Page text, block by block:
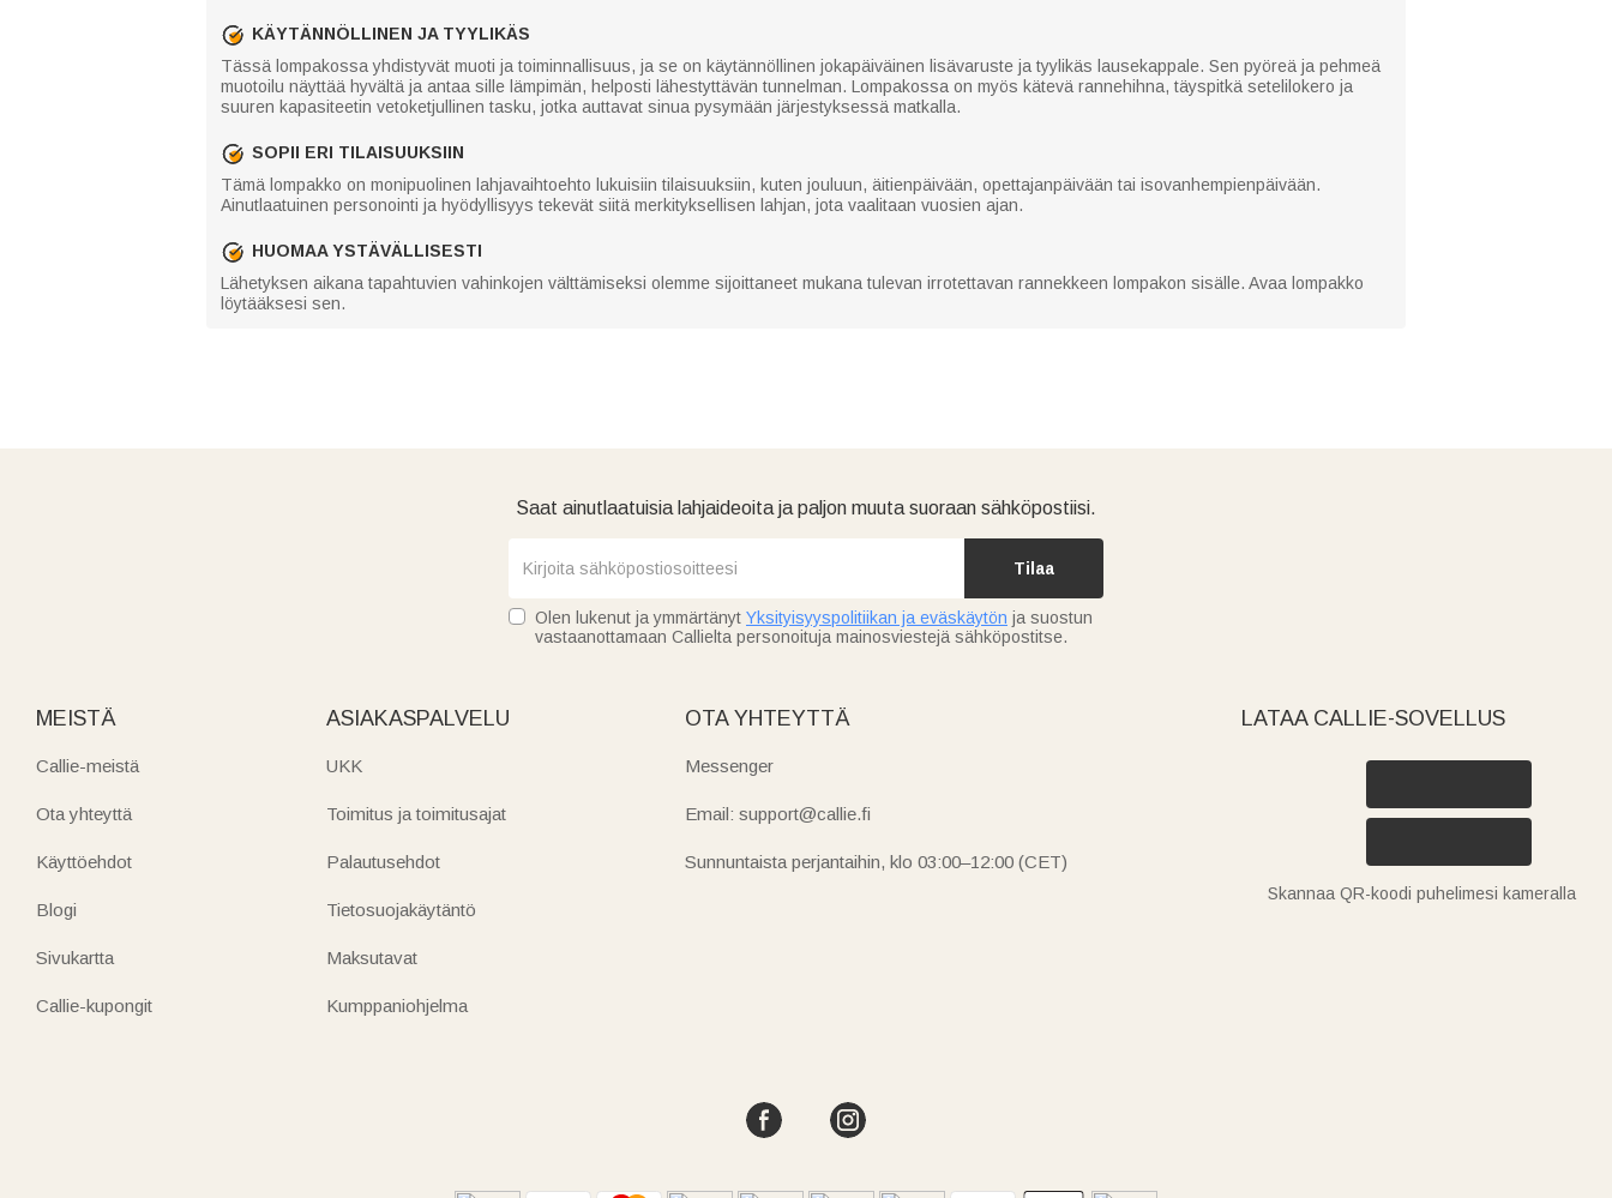
KÄYTÄNNÖLLINEN JA TYYLIKÄS
Tässä lompakossa yhdistyvät muoti ja toiminnallisuus, ja se on käytännöllinen jokapäiväinen lisävaruste ja tyylikäs lausekappale. Sen pyöreä ja pehmeä
muotoilu näyttää hyvältä ja antaa sille lämpimän, helposti lähestyttävän tunnelman. Lompakossa on myös kätevä rannehihna, täyspitkä setelilokero ja
suuren kapasiteetin vetoketjullinen tasku, jotka auttavat sinua pysymään järjestyksessä matkalla.
SOPII ERI TILAISUUKSIIN
Tämä lompakko on monipuolinen lahjavaihtoehto lukuisiin tilaisuuksiin, kuten jouluun, äitienpäivään, opettajanpäivään tai isovanhempienpäivään.
Ainutlaatuinen personointi ja hyödyllisyys tekevät siitä merkityksellisen lahjan, jota vaalitaan vuosien ajan.
HUOMAA YSTÄVÄLLISESTI
Lähetyksen aikana tapahtuvien vahinkojen välttämiseksi olemme sijoittaneet mukana tulevan irrotettavan rannekkeen lompakon sisälle. Avaa lompakko
löytääksesi sen.
Saat ainutlaatuisia lahjaideoita ja paljon muuta suoraan sähköpostiisi.
Tilaa
Olen lukenut ja ymmärtänyt Yksityisyyspolitiikan ja eväskäytön ja suostun
vastaanottamaan Callielta personoituja mainosviestejä sähköpostitse.
MEISTÄ
Callie-meistä
Ota yhteyttä
Käyttöehdot
Blogi
Sivukartta
Callie-kupongit
ASIAKASPALVELU
UKK
Toimitus ja toimitusajat
Palautusehdot
Tietosuojakäytäntö
Maksutavat
Kumppaniohjelma
OTA YHTEYTTÄ
Messenger
Email: support@callie.fi
Sunnuntaista perjantaihin, klo 03:00–12:00 (CET)
LATAA CALLIE-SOVELLUS
Skannaa QR-koodi puhelimesi kameralla